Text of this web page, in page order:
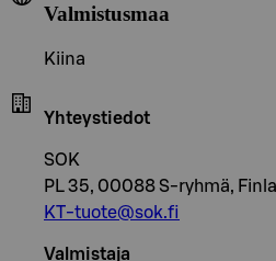
Valmistusmaa
Kiina
Yhteystiedot
SOK
PL 35, 00088 S-ryhmä,
KT-tuote@sok.fi
Valmistaja